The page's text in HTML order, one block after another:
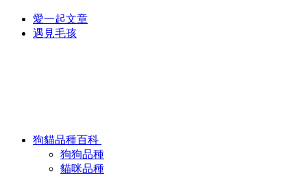
愛一起文章
遇見毛孩
狗貓品種百科
狗狗品種
貓咪品種